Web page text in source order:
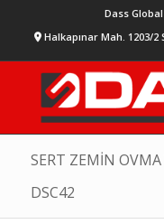
Dass
Halkapınar Mah. 1203/2
SERT ZEMİN
DSC42